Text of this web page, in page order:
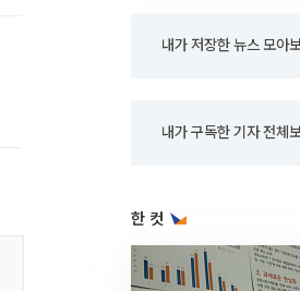
내가 저장한 뉴스 모아
내가 구독한 기자 전체
한 컷